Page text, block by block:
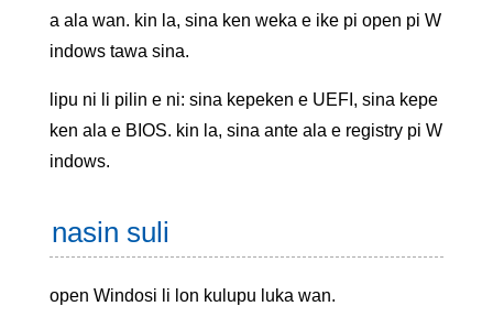
a ala wan. kin la, sina ken weka e ike pi open pi W
indows tawa sina.
lipu ni li pilin e ni: sina kepeken e UEFI, sina kepe
ken ala e BIOS. kin la, sina ante ala e registry pi W
indows.
nasin suli
open Windosi li lon kulupu luka wan.